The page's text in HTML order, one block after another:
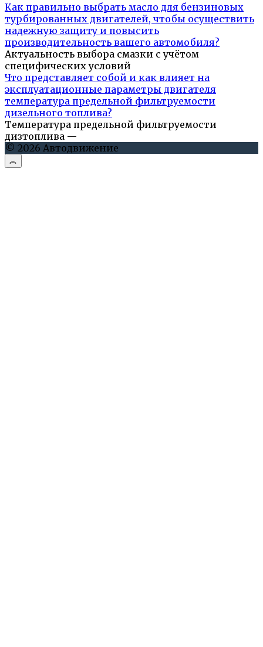
Как правильно выбрать масло для бензиновых
турбированных двигателей, чтобы осуществить
надежную защиту и повысить
производительность вашего автомобиля?
Актуальность выбора смазки с учётом
специфических условий
Что представляет собой и как влияет на
эксплуатационные параметры двигателя
температура предельной фильтруемости
дизельного топлива?
Температура предельной фильтруемости
дизтоплива —
© 2026 Автодвижение